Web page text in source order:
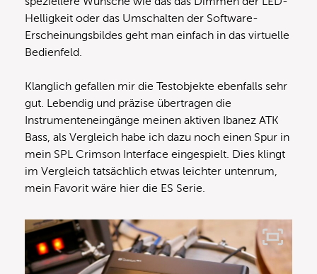
Helligkeit oder das Umschalten der Software-
Erscheinungsbildes geht man einfach in das virtuelle
Bedienfeld.
Klanglich gefallen mir die Testobjekte ebenfalls sehr
gut. Lebendig und präzise übertragen die
Instrumenteneingänge meinen aktiven Ibanez ATK
Bass, als Vergleich habe ich dazu noch einen Spur in
mein SPL Crimson Interface eingespielt. Dies klingt
im Vergleich tatsächlich etwas leichter untenrum,
mein Favorit wäre hier die ES Serie.